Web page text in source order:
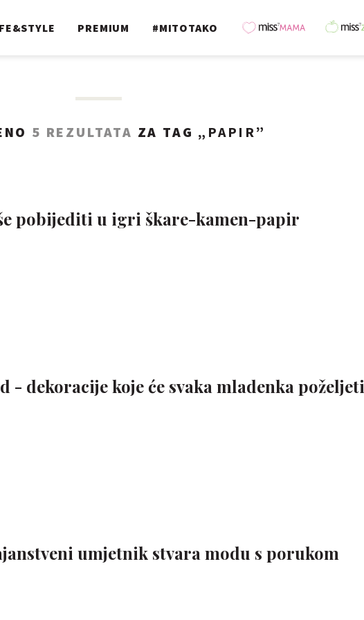
PREMIUM #MITOTAKO
5 REZULTATA ZA TAG „ PAPIR”
pobijediti u igri škare-kamen-papir
- dekoracije koje će svaka mladenka poželjeti
umjetnik stvara modu s porukom